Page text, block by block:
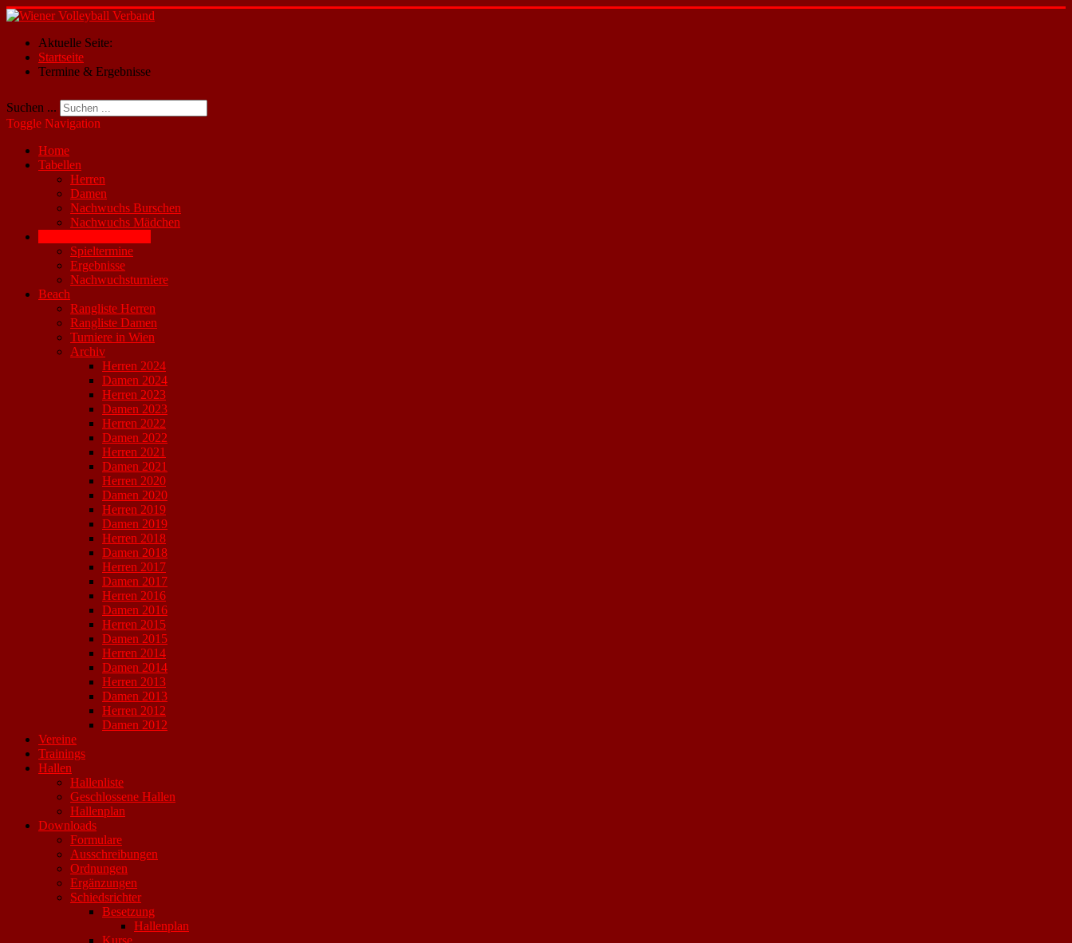
Aktuelle Seite:
Startseite
Termine & Ergebnisse
Suchen ...
Toggle Navigation
Home
Tabellen
Herren
Damen
Nachwuchs Burschen
Nachwuchs Mädchen
Spieltermine
Ergebnisse
Nachwuchsturniere
Beach
Rangliste Herren
Rangliste Damen
Turniere in Wien
Archiv
Herren 2024
Damen 2024
Herren 2023
Damen 2023
Herren 2022
Damen 2022
Herren 2021
Damen 2021
Herren 2020
Damen 2020
Herren 2019
Damen 2019
Herren 2018
Damen 2018
Herren 2017
Damen 2017
Herren 2016
Damen 2016
Herren 2015
Damen 2015
Herren 2014
Damen 2014
Herren 2013
Damen 2013
Herren 2012
Damen 2012
Vereine
Trainings
Hallen
Hallenliste
Geschlossene Hallen
Hallenplan
Downloads
Formulare
Ausschreibungen
Ordnungen
Ergänzungen
Schiedsrichter
Besetzung
Hallenplan
Kurse